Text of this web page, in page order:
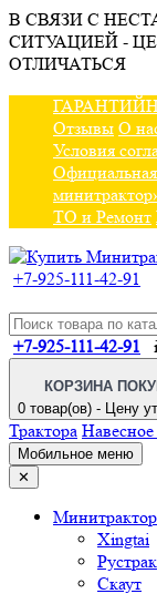
В СВЯЗИ С
СИТУАЦИЕЙ -
ОТЛИЧАТЬСЯ
Отзывы О
Условия
ТО и Ремонт
+7-925-111-42-91
+7-925-111-42-91
КОРЗИНА
0 товар(ов) - Цену
Трактора
Мобильное меню
✕
Xingtai
Рустрак
Скаут